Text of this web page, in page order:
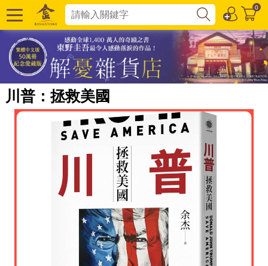
0
川普：拯救美國